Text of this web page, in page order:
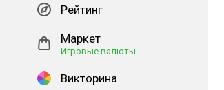
Рейтинг
Маркет
Игровые валюты
Викторина